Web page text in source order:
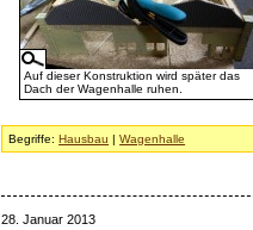
Auf dieser Konstruktion wird später das
Dach der Wagenhalle ruhen.
Begriffe:Hausbau |Wagenhalle
28. Januar 2013